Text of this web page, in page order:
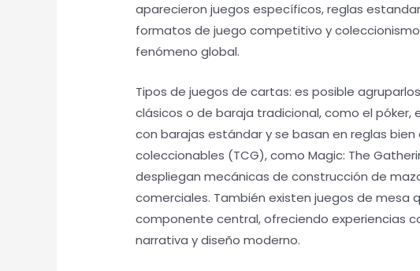
aparecieron juegos específicos, reglas
formatos de juego competitivo y
fenómeno global.
Tipos de juegos de cartas: es posible
clásicos o de baraja tradicional, como el póker,
con barajas estándar y se basan en reglas
coleccionables (TCG), como Magic: The
despliegan mecánicas de construcción de
comerciales. También existen juegos de mesa
componente central, ofreciendo experiencias
narrativa y diseño moderno.